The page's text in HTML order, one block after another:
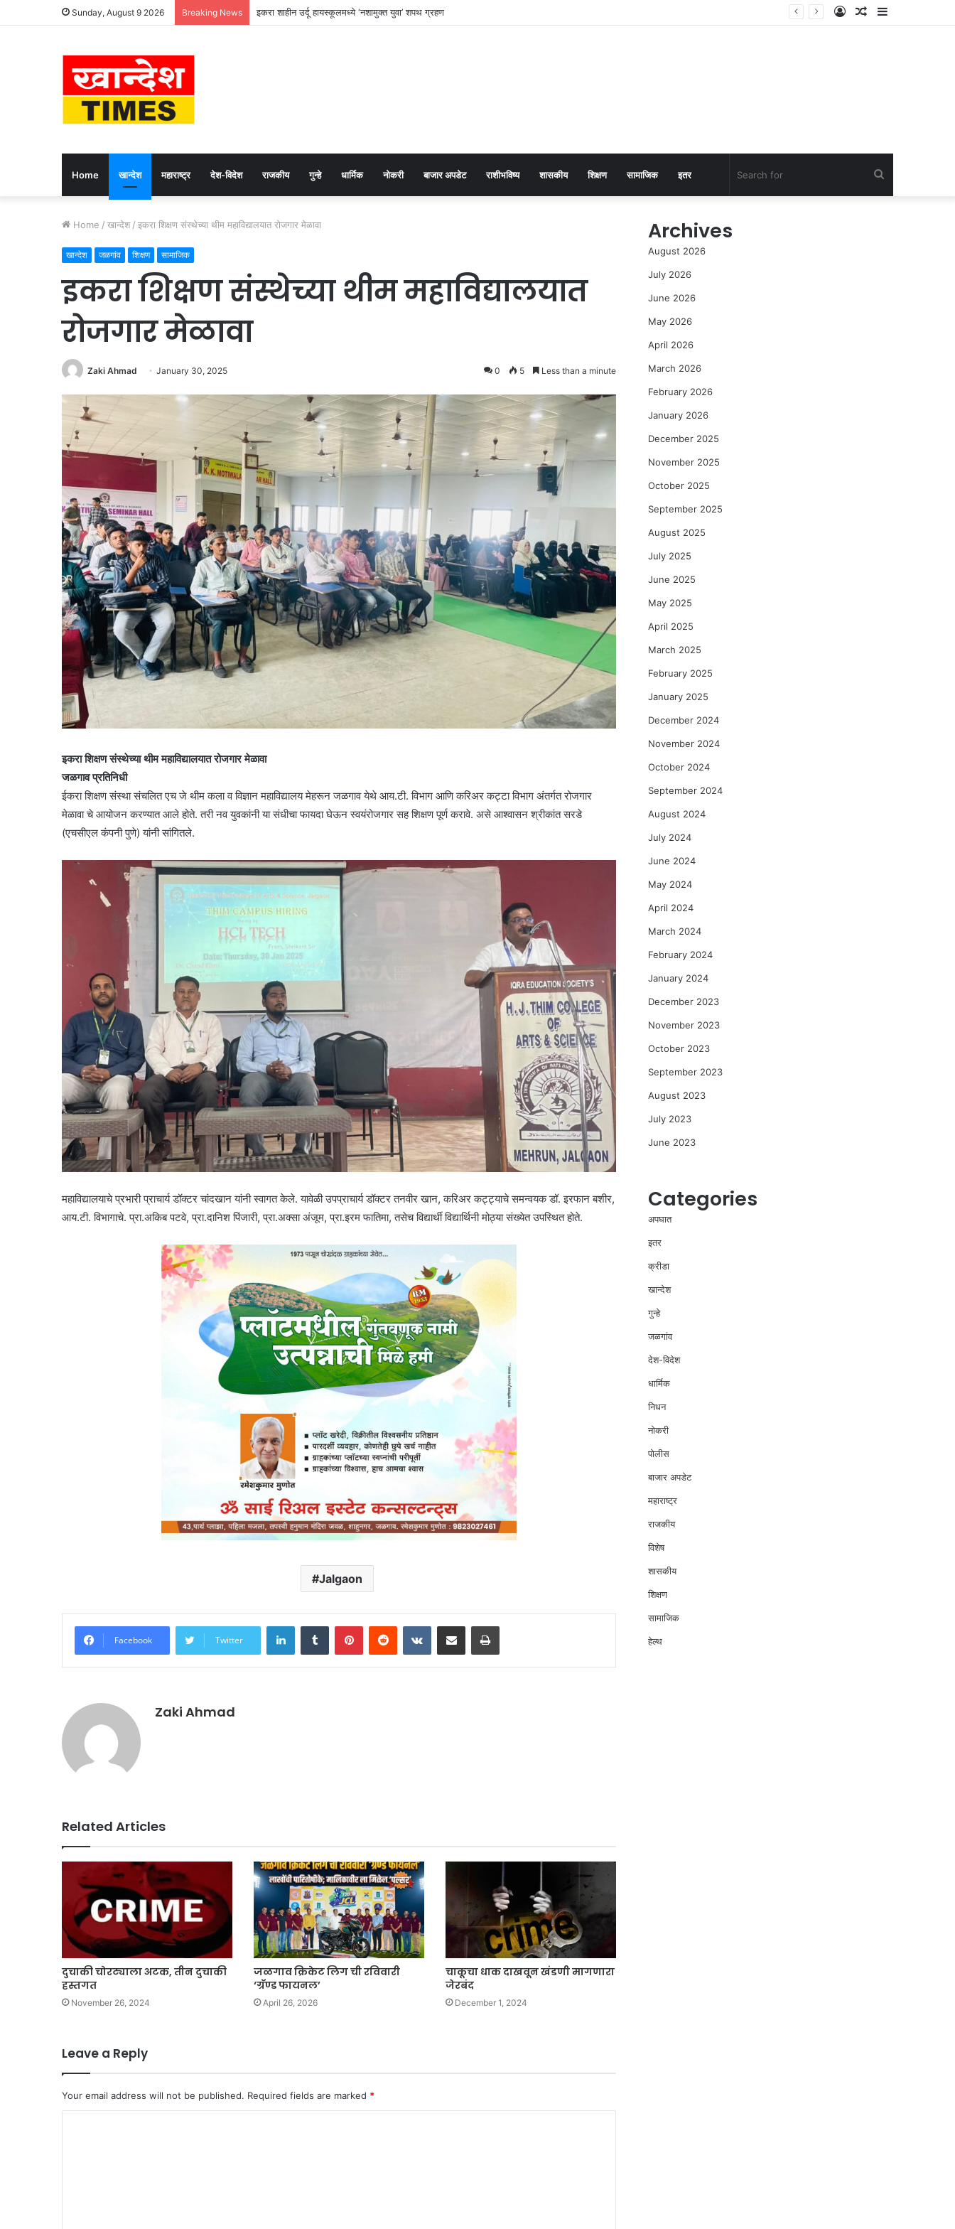
Sunday, August 9 2026 Breaking News इकरा शाहीन ज्युनिअर कॉलेजमध्ये ‘एक पेड माँ के नाम’ अभियान Sidebar
Random
Log
Home खान्देश महाराष्ट्र देश-विदेश राजकीय गुन्हे धार्मिक नोकरी बाजार अपडेट राशीभविष्य शासकीय शिक्षण सामाजिक इतर
Home / खान्देश / इकरा शिक्षण संस्थेच्या थीम महाविद्यालयात रोजगार मेळावा
खान्देश जळगांव शिक्षण सामाजिक
इकरा शिक्षण संस्थेच्या थीम महाविद्यालयात
रोजगार मेळावा
Zaki Ahmad January 30, 2025 0 5 Less than a minute
इकरा शिक्षण संस्थेच्या थीम महाविद्यालयात रोजगार मेळावा
जळगाव प्रतिनिधी
ईकरा शिक्षण संस्था संचलित एच जे थीम कला व विज्ञान महाविद्यालय मेहरून जळगाव येथे आय.टी. विभाग आणि करिअर कट्टा विभाग अंतर्गत रोजगार
मेळावा चे आयोजन करण्यात आले होते. तरी नव युवकांनी या संधीचा फायदा घेऊन स्वयंरोजगार सह शिक्षण पूर्ण करावे. असे आश्वासन श्रीकांत सरडे
(एचसीएल कंपनी पुणे) यांनी सांगितले.
महाविद्यालयाचे प्रभारी प्राचार्य डॉक्टर चांदखान यांनी स्वागत केले. यावेळी उपप्राचार्य डॉक्टर तनवीर खान, करिअर कट्ट्याचे समन्वयक डॉ. इरफान बशीर,
आय.टी. विभागाचे. प्रा.अकिब पटवे, प्रा.दानिश पिंजारी, प्रा.अक्सा अंजूम, प्रा.इरम फातिमा, तसेच विद्यार्थी विद्यार्थिनी मोठ्या संख्येत उपस्थित होते.
Jalgaon
Facebook Twitter
LinkedInTumblr PinterestReddit VKontakteShare via Email Print
Zaki Ahmad
Related Articles
दुचाकी चोरट्याला अटक, तीन दुचाकी
हस्तगत
November 26, 2024
जळगाव क्रिकेट लिग ची रविवारी
‘ग्रॅण्ड फायनल’
April 26, 2026
चाकूचा धाक दाखवून खंडणी मागणारा
जेरबंद
December 1, 2024
Leave a Reply
Your email address will not be published. Required fields are marked *
Archives
August 2026
July 2026
June 2026
May 2026
April 2026
March 2026
February 2026
January 2026
December 2025
November 2025
October 2025
September 2025
August 2025
July 2025
June 2025
May 2025
April 2025
March 2025
February 2025
January 2025
December 2024
November 2024
October 2024
September 2024
August 2024
July 2024
June 2024
May 2024
April 2024
March 2024
February 2024
January 2024
December 2023
November 2023
October 2023
September 2023
August 2023
July 2023
June 2023
Categories
अपघात
इतर
क्रीडा
खान्देश
गुन्हे
जळगांव
देश-विदेश
धार्मिक
निधन
नोकरी
पोलीस
बाजार अपडेट
महाराष्ट्र
राजकीय
विशेष
शासकीय
शिक्षण
सामाजिक
हेल्थ